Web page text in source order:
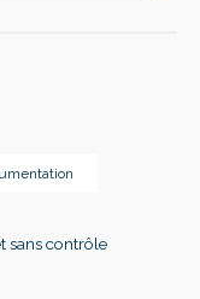
sans contrôle